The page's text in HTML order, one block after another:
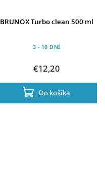
BRUNOX Turbo clean 500 ml
3 - 10 DNÍ
€12,20
Do košíka